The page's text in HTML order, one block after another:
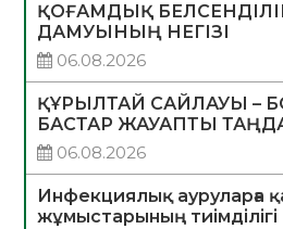
ҚОҒАМДЫҚ
ДАМУЫНЫҢ НЕГІЗІ
06.08.2026
ҚҰРЫЛТАЙ САЙЛАУЫ –
БАСТАР ЖАУАПТЫ
06.08.2026
Инфекциялық ауруларға
жұмыстарының тиімділігі